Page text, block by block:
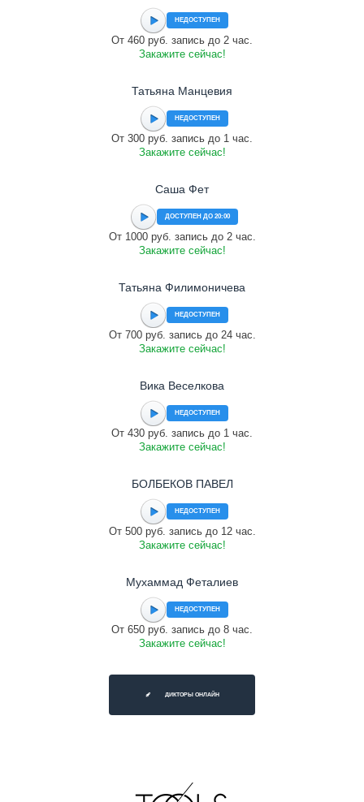
НЕДОСТУПЕН
От 460 руб. запись до 2 час.
Закажите сейчас!
Татьяна Манцевия
НЕДОСТУПЕН
От 300 руб. запись до 1 час.
Закажите сейчас!
Саша Фет
ДОСТУПЕН ДО 20:00
От 1000 руб. запись до 2 час.
Закажите сейчас!
Татьяна Филимоничева
НЕДОСТУПЕН
От 700 руб. запись до 24 час.
Закажите сейчас!
Вика Веселкова
НЕДОСТУПЕН
От 430 руб. запись до 1 час.
Закажите сейчас!
БОЛБЕКОВ ПАВЕЛ
НЕДОСТУПЕН
От 500 руб. запись до 12 час.
Закажите сейчас!
Мухаммад Феталиев
НЕДОСТУПЕН
От 650 руб. запись до 8 час.
Закажите сейчас!
ДИКТОРЫ ОНЛАЙН